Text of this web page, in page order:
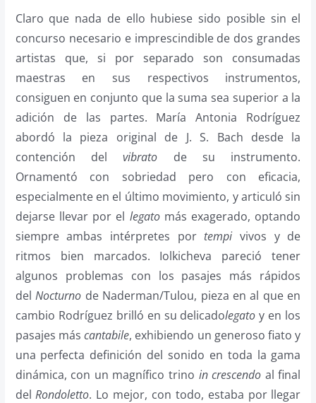
Claro que nada de ello hubiese sido posible sin el
concurso necesario e imprescindible de dos grandes
artistas que, si por separado son consumadas
maestras en sus respectivos instrumentos,
consiguen en conjunto que la suma sea superior a la
adición de las partes. María Antonia Rodríguez
abordó la pieza original de J. S. Bach desde la
contención delvibrato de su instrumento.
Ornamentó con sobriedad pero con eficacia,
especialmente en el último movimiento, y articuló sin
dejarse llevar por el legatomás exagerado, optando
siempre ambas intérpretes por tempi vivos y de
ritmos bien marcados. Iolkicheva pareció tener
algunos problemas con los pasajes más rápidos
delNocturno de Naderman/Tulou, pieza en al que en
cambio Rodríguez brilló en su delicadolegato y en los
pasajes máscantabile, exhibiendo un generoso fiato y
una perfecta definición del sonido en toda la gama
dinámica, con un magnífico trino in crescendo al final
delRondoletto. Lo mejor, con todo, estaba por llegar